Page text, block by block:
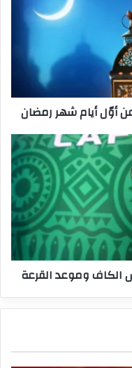
أوّل أيام شهر رمضان
الكاف وموعد القرعة